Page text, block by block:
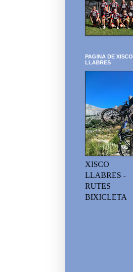
PAGINA DE XISCO
LLABRES
XISCO
LLABRES -
RUTES
BIXICLETA